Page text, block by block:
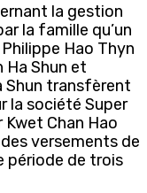
la gestion
la famille qu’un
Hao Thyn
Ha Shun et
Shun transfèrent
la société Super
Chan Hao
versements de
période de trois